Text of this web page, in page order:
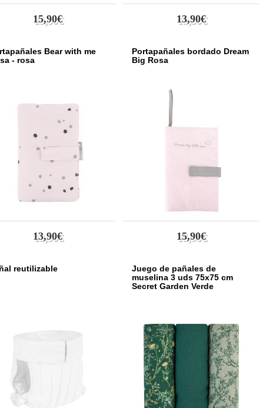
15,90€ 13,90€
Bear with me
- rosa
13,90€
Portapañales bordado Dream
Big Rosa
15,90€
reutilizable
Juego de pañales de
muselina 3 uds 75x75 cm
Secret Garden Verde